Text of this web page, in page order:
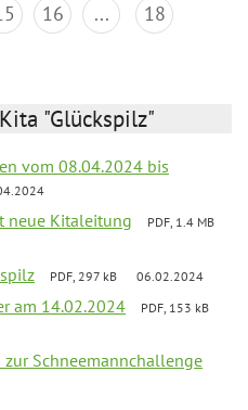
16 ... 18
"Glückspilz"
vom 08.04.2024 bis
neue Kitaleitung
PDF, 1.4 MB
PDF, 297 kB 06.02.2024
am 14.02.2024
PDF, 153 kB
Schneemannchallenge